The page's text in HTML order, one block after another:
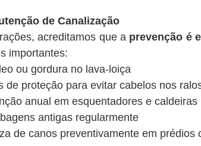
de Canalização
acreditamos que a prevenção é
importantes:
ou gordura no lava-loiça
de proteção para evitar cabelos nos
anual em esquentadores e caldeiras
antigas regularmente
de canos preventivamente em prédios